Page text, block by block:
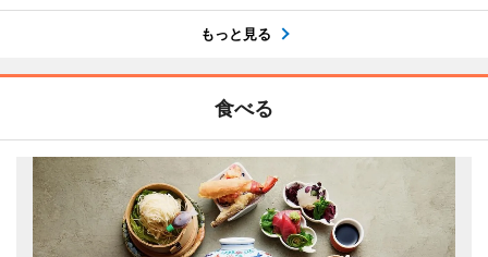
もっと見る
食べる